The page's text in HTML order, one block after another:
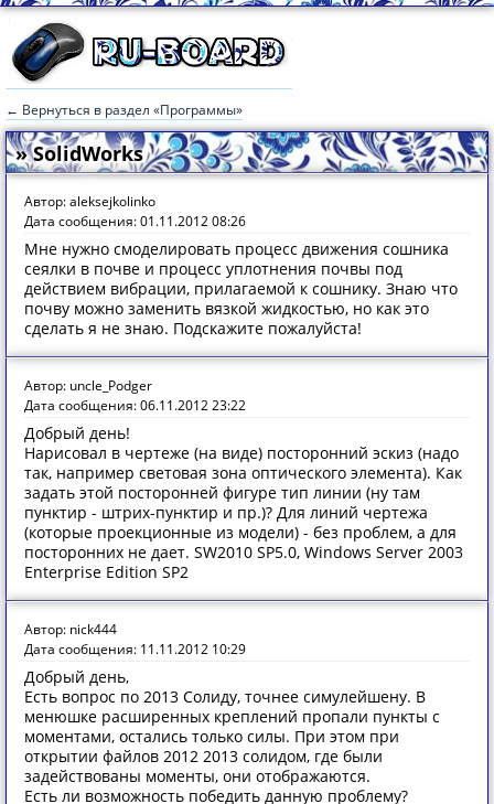
← Вернуться в раздел «Программы»
» SolidWorks
Автор: aleksejkolinko
Дата сообщения: 01.11.2012 08:26
Мне нужно смоделировать процесс движения сошника
сеялки в почве и процесс уплотнения почвы под
действием вибрации, прилагаемой к сошнику. Знаю что
почву можно заменить вязкой жидкостью, но как это
сделать я не знаю. Подскажите пожалуйста!
Автор: uncle_Podger
Дата сообщения: 06.11.2012 23:22
Добрый день!
Нарисовал в чертеже (на виде) посторонний эскиз (надо
так, например световая зона оптического элемента). Как
задать этой посторонней фигуре тип линии (ну там
пунктир - штрих-пунктир и пр.)? Для линий чертежа
(которые проекционные из модели) - без проблем, а для
посторонних не дает. SW2010 SP5.0, Windows Server 2003
Enterprise Edition SP2
Автор: nick444
Дата сообщения: 11.11.2012 10:29
Добрый день,
Есть вопрос по 2013 Солиду, точнее симулейшену. В
менюшке расширенных креплений пропали пункты с
моментами, остались только силы. При этом при
открытии файлов 2012 2013 солидом, где были
задействованы моменты, они отображаются.
Есть ли возможность победить данную проблему?